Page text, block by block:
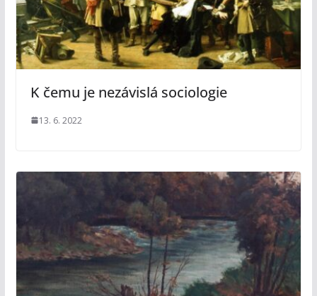
K čemu je nezávislá sociologie
13. 6. 2022